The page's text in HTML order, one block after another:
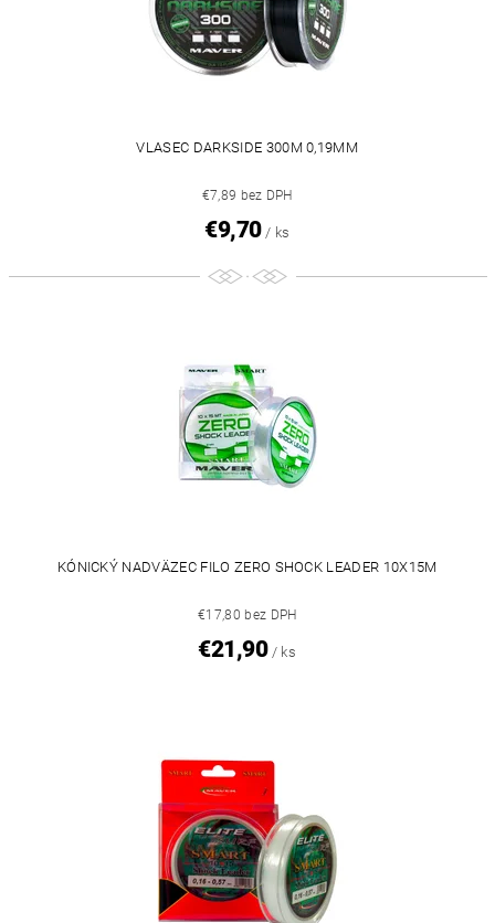
VLASEC DARKSIDE 300M 0,19MM
€7,89 bez DPH
€9,70 / ks
KÓNICKÝ NADVÄZEC FILO ZERO SHOCK LEADER 10X15M
€17,80 bez DPH
€21,90 / ks